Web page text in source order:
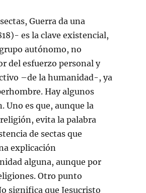
Guerra da una
es la clave existencial,
autónomo, no
del esfuerzo personal y
–de la humanidad-, ya
Hay algunos
es que, aunque la
evita la palabra
de sectas que
explicación
alguna, aunque por
Otro punto
significa que Jesucristo